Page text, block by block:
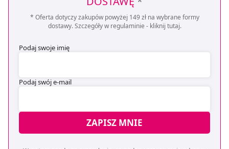
* Oferta dotyczy zakupów powyżej 149 zł na wybrane formy
dostawy. Szczegóły w regulaminie - kliknij tutaj.
Podaj swoje imię
Podaj swój e-mail
ZAPISZ MNIE